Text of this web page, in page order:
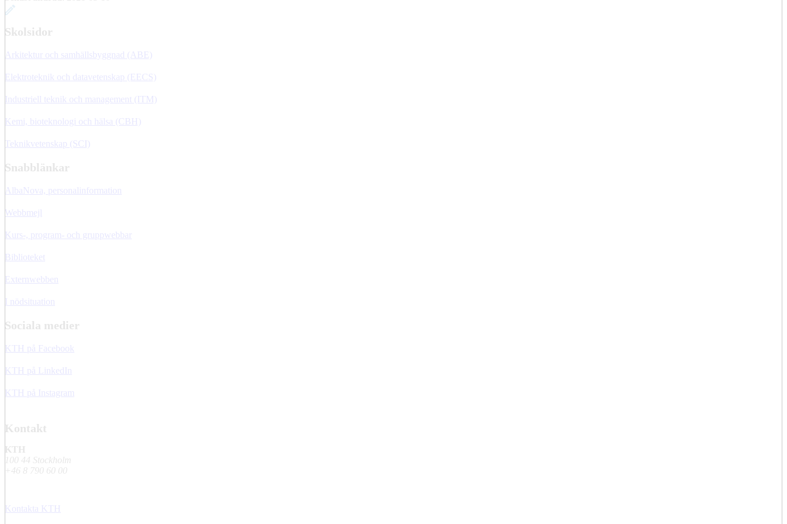
Skolsidor
Arkitektur och samhällsbyggnad (ABE)
Elektroteknik och datavetenskap (EECS)
Industriell teknik och management (ITM)
Kemi, bioteknologi och hälsa (CBH)
Teknikvetenskap (SCI)
Snabblänkar
AlbaNova, personalinformation
Webbmejl
Kurs-, program- och gruppwebbar
Biblioteket
Externwebben
I nödsituation
Sociala medier
KTH på Facebook
KTH på LinkedIn
KTH på Instagram
Kontakt
KTH
100 44 Stockholm
+46 8 790 60 00
Kontakta KTH